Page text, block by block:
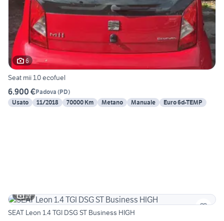
6
Seat mii 1.0 ecofuel
6.900 €Padova (PD)
Usato
11/2018 70000 Km Metano Manuale Euro 6d-TEMP
19
SEAT Leon 1.4 TGI DSG ST Business HIGH